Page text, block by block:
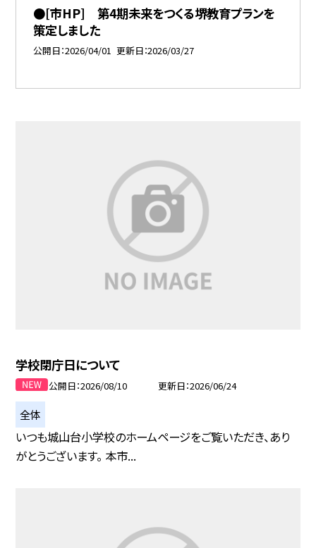
●[市HP] 第4期未来をつくる堺教育プランを
策定しました
公開日 2026/04/01 更新日 2026/03/27
学校閉庁日について
公開日 2026/08/10 更新日 2026/06/24
全体
いつも城山台小学校のホームページをご覧いただき、あり
がとうございます。 本市...